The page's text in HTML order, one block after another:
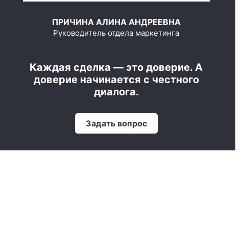
ПРИЧИНА АЛИНА АНДРЕЕВНА
Руководитель отдела маркетинга
Каждая сделка — это доверие. А
доверие начинается с честного
диалога.
Задать вопрос